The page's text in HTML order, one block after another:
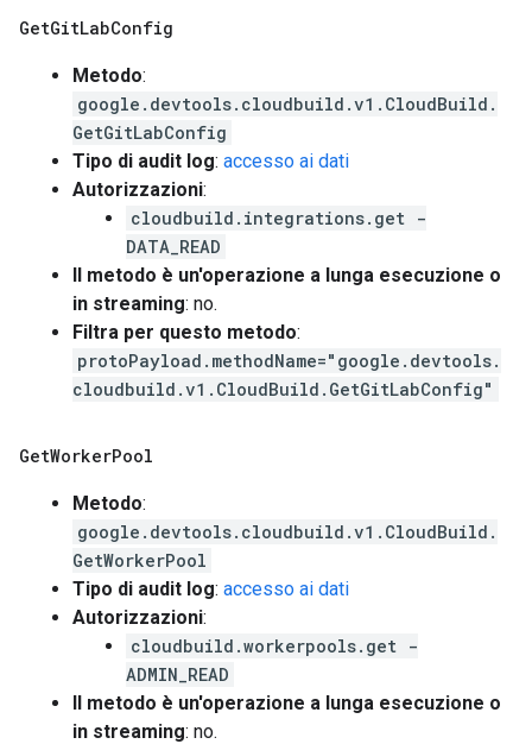
GetGitLabConfig
Metodo:
google.devtools.cloudbuild.v1.CloudBuild.
GetGitLabConfig
Tipo di audit log: accesso ai dati
Autorizzazioni:
cloudbuild.integrations.get -
DATA_READ
Il metodo è un'operazione a lunga esecuzione o
in streaming: no.
Filtra per questo metodo:
protoPayload.methodName="google.devtools.
cloudbuild.v1.CloudBuild.GetGitLabConfig"
GetWorkerPool
Metodo:
google.devtools.cloudbuild.v1.CloudBuild.
GetWorkerPool
Tipo di audit log: accesso ai dati
Autorizzazioni:
cloudbuild.workerpools.get -
ADMIN_READ
Il metodo è un'operazione a lunga esecuzione o
in streaming: no.